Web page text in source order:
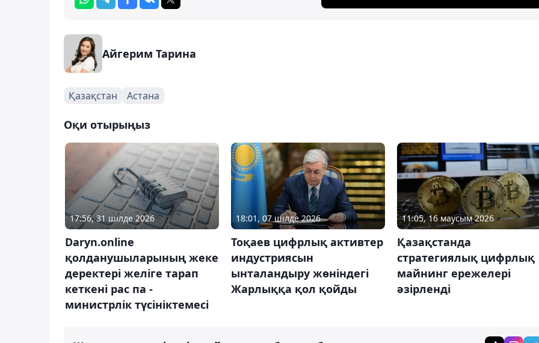
Айгерим Тарина
Қазақстан Астана
Оқи отырыңыз
17:56, 31 шілде 2026
Daryn.online
қолданушыларының жеке
деректері желіге тарап
кеткені рас па -
министрлік түсініктемесі
18:01, 07 шілде 2026
Тоқаев цифрлық активтер
индустриясын
ынталандыру жөніндегі
Жарлыққа қол қойды
11:05, 16 маусым 2026
Қазақстанда
стратегиялық цифрлық
майнинг ережелері
әзірленді